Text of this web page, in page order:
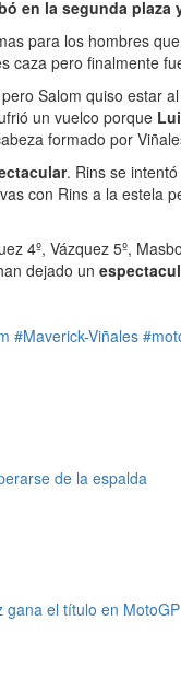
en la segunda plaza
para los hombres
caza pero finalmente
Salom quiso estar
un vuelco porque
formado por
. Rins se
con Rins a la
4º, Vázquez 5º,
dejado un
#Maverick-Viñales
de la espalda
gana el título en MotoGP